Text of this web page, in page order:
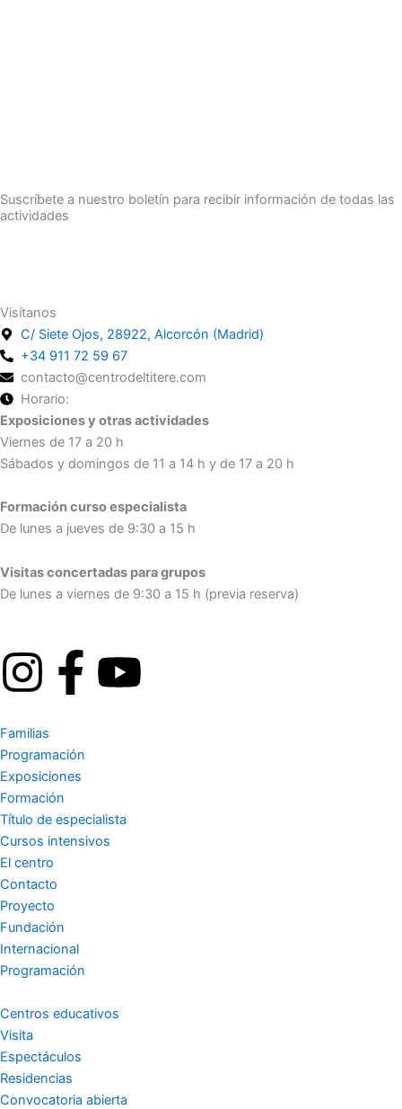
Suscríbete a nuestro boletín para recibir información de todas las
actividades
Visítanos
C/ Siete Ojos, 28922, Alcorcón (Madrid)
+34 911 72 59 67
contacto@centrodeltitere.com
Horario:
Exposiciones y otras actividades
Viernes de 17 a 20 h
Sábados y domingos de 11 a 14 h y de 17 a 20 h
Formación curso especialista
De lunes a jueves de 9:30 a 15 h
Visitas concertadas para grupos
De lunes a viernes de 9:30 a 15 h (previa reserva)
I
n
s
t
a
g
r
a
m
F
c
e
b
o
k
-
f
Y
t
Familias
Programación
Exposiciones
Formación
Título de especialista
Cursos intensivos
El centro
Contacto
Proyecto
Fundación
Internacional
Programación
Centros educativos
Visita
Espectáculos
Residencias
Convocatoria abierta